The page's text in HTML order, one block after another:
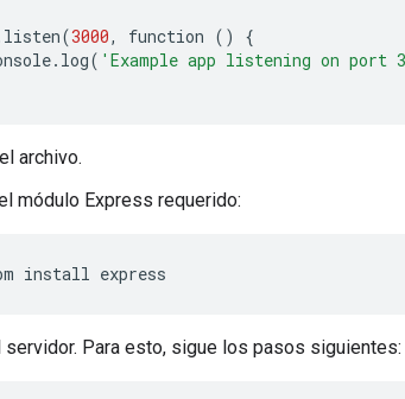
listen(3000, function ()
{
. log( 'Example app listening on port
archivo.
módulo Express requerido:
install express
servidor. Para esto, sigue los pasos siguientes: